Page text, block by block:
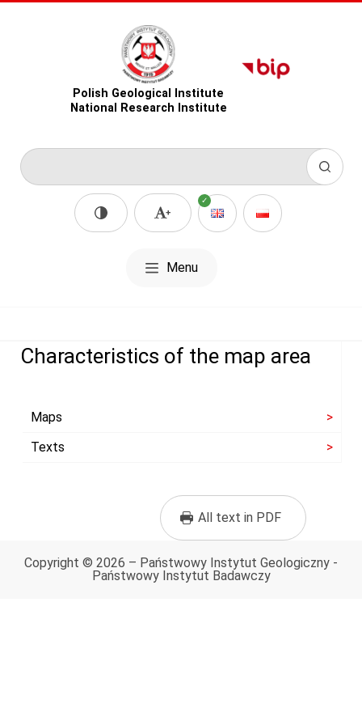
Polish Geological Institute
National Research Institute
Menu
Characteristics of the map area
Maps
Texts
All text in PDF
Copyright © 2026 – Państwowy Instytut Geologiczny -
Państwowy Instytut Badawczy